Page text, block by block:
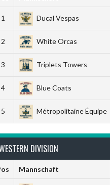
1 Ducal Vespas
2 White Orcas
3 Triplets Towers
4 Blue Coats
5 Métropolitaine Équipe
DIVISION
Mannschaft